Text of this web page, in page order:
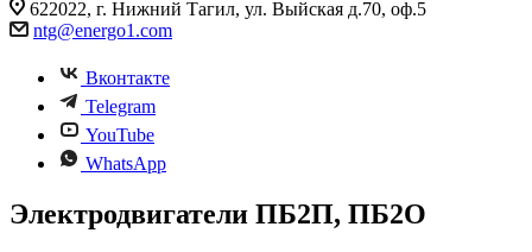
622022, г. Нижний Тагил, ул. Выйская д.70, оф.5
ntg@energo1.com
Вконтакте
Telegram
YouTube
WhatsApp
Электродвигатели ПБ2П, ПБ2О